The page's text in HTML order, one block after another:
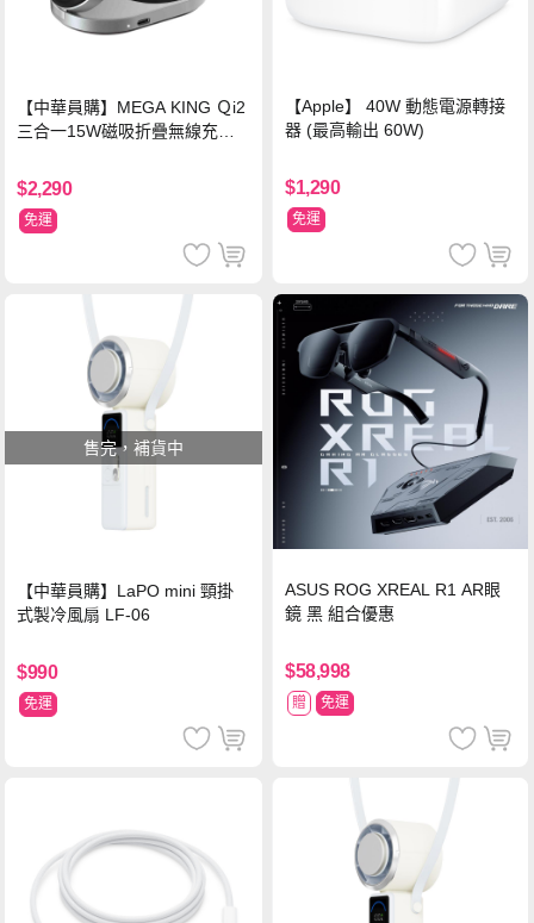
【中華員購】MEGA KING Ｑi2
三合一15W磁吸折疊無線充電
$2,290
免運
【Apple】 40W 動態電源轉接
器 (最高輸出 60W)
$1,290
免運
售完，補貨中
【中華員購】LaPO mini 頸掛
式製冷風扇 LF-06
$990
免運
ASUS ROG XREAL R1 AR眼
鏡 黑 組合優惠
$58,998
贈 免運